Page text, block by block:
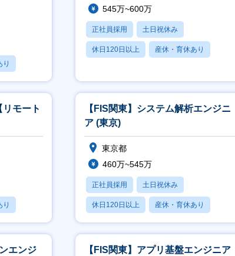
り
545万~600万
正社員採用 土日祝休み
休日120日以上 産休・育休あり
モート
り
【FIS関東】システム解析エンジニ
ア (東京)
東京都
460万~545万
正社員採用 土日祝休み
休日120日以上 産休・育休あり
賞与あり
エンジ
【FIS関東】アプリ基盤エンジニア